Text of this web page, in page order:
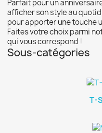
Parfait pour un
afficher son style au
pour apporter une touche
Faites votre choix parmi
qui vous correspond !
Sous-catégories
T-